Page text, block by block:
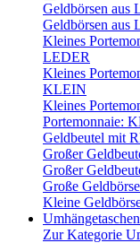
Geldbörsen
Geldbörsen
Kleines
LEDER
Kleines
KLEIN
Kleines
Portemonnaie:
Geldbeutel mit
Großer
Großer
Große
Kleine
Zur Kategorie